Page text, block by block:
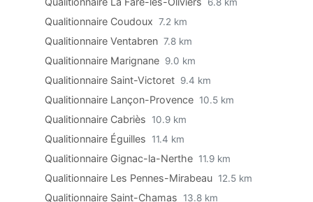
Qualitionnaire Coudoux 7.2 km
Qualitionnaire Ventabren 7.8 km
Qualitionnaire Marignane 9.0 km
Qualitionnaire Saint-Victoret 9.4 km
Qualitionnaire Lançon-Provence 10.5 km
Qualitionnaire Cabriès 10.9 km
Qualitionnaire Éguilles 11.4 km
Qualitionnaire Gignac-la-Nerthe 11.9 km
Qualitionnaire Les Pennes-Mirabeau 12.5 km
Qualitionnaire Saint-Chamas 13.8 km